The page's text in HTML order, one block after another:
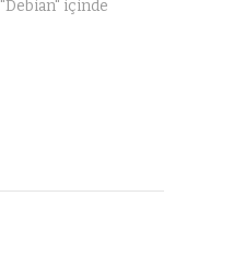
"Debian" içinde